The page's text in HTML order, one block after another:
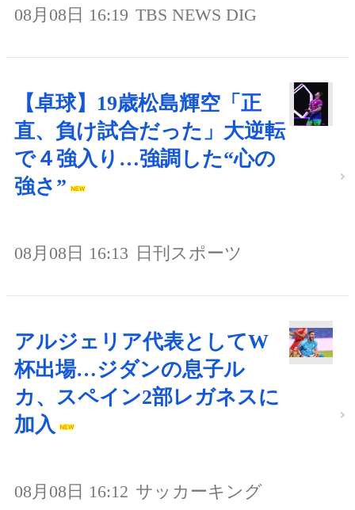
08月08日 16:19 TBS NEWS DIG
【卓球】19歳松島輝空「正
直、負け試合だった」大逆転
で４強入り…強調した“心の
強さ”
08月08日 16:13 日刊スポーツ
アルジェリア代表としてW
杯出場…ジダンの息子ル
カ、スペイン2部レガネスに
加入
08月08日 16:12 サッカーキング